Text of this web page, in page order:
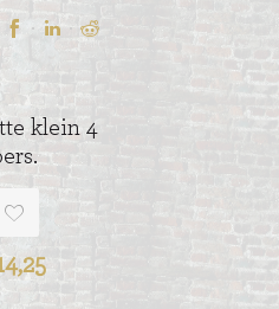
klein 4